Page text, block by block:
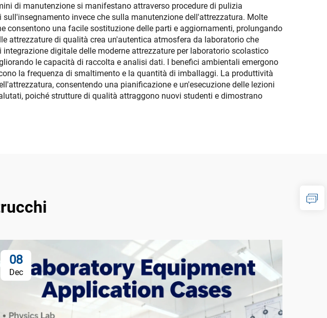
di manutenzione si manifestano attraverso procedure di pulizia
invece che sulla manutenzione dell'attrezzatura. Molte
una facile sostituzione delle parti e aggiornamenti, prolungando
attrezzature di qualità crea un'autentica atmosfera da laboratorio che
digitale delle moderne attrezzature per laboratorio scolastico
le capacità di raccolta e analisi dati. I benefici ambientali emergono
la frequenza di smaltimento e la quantità di imballaggi. La produttività
consentendo una pianificazione e un'esecuzione delle lezioni
poiché strutture di qualità attraggono nuovi studenti e dimostrano
08
Dec